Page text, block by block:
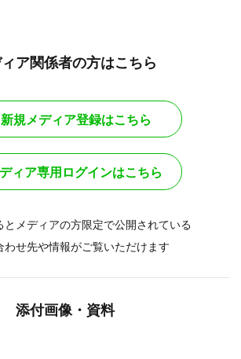
ィア関係者の方はこちら
新規メディア登録はこちら
ィア専用ログインはこちら
とメディアの方限定で公開されている
わせ先や情報がご覧いただけます
添付画像・資料